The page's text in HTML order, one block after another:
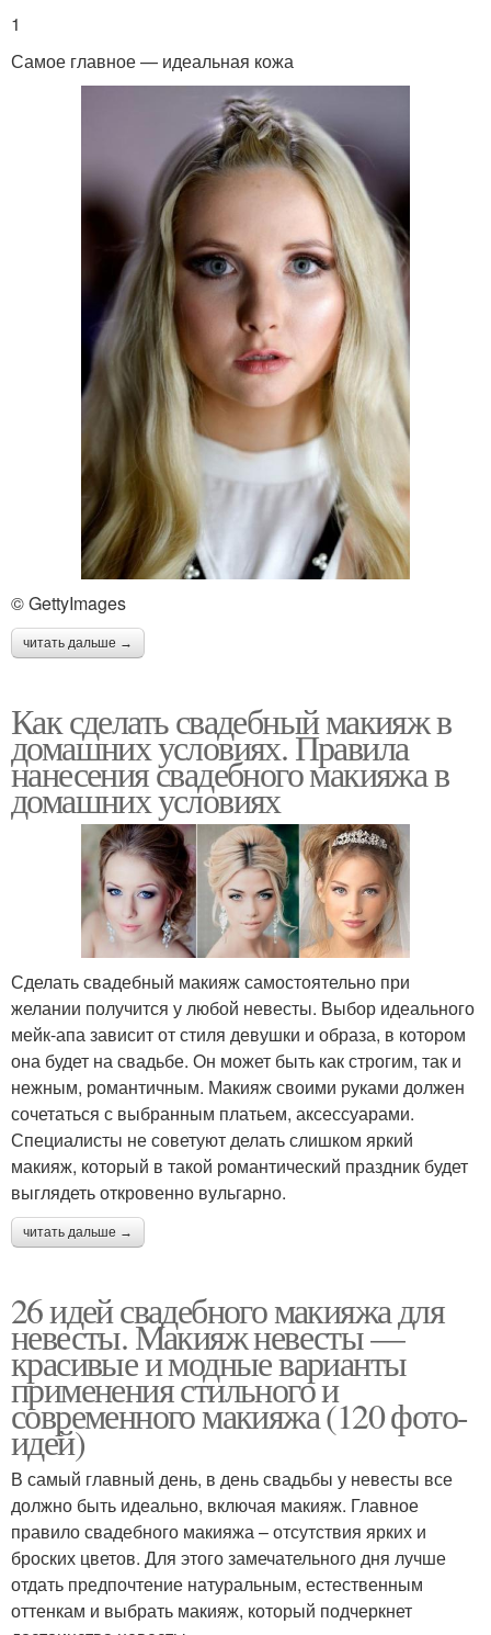
1
Самое главное — идеальная кожа
© GettyImages
читать дальше →
Как сделать свадебный макияж в
домашних условиях. Правила
нанесения свадебного макияжа в
домашних условиях
Сделать свадебный макияж самостоятельно при
желании получится у любой невесты. Выбор идеального
мейк-апа зависит от стиля девушки и образа, в котором
она будет на свадьбе. Он может быть как строгим, так и
нежным, романтичным. Макияж своими руками должен
сочетаться с выбранным платьем, аксессуарами.
Специалисты не советуют делать слишком яркий
макияж, который в такой романтический праздник будет
выглядеть откровенно вульгарно.
читать дальше →
26 идей свадебного макияжа для
невесты. Макияж невесты —
красивые и модные варианты
применения стильного и
современного макияжа (120 фото-
идей)
В самый главный день, в день свадьбы у невесты все
должно быть идеально, включая макияж. Главное
правило свадебного макияжа – отсутствия ярких и
броских цветов. Для этого замечательного дня лучше
отдать предпочтение натуральным, естественным
оттенкам и выбрать макияж, который подчеркнет